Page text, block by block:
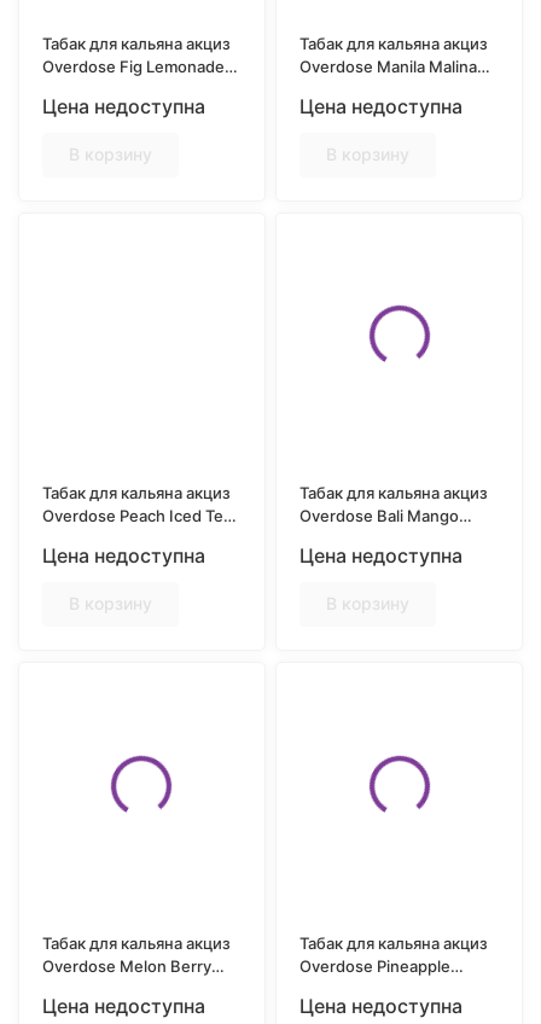
Табак для кальяна акциз
Overdose Fig Lemonade
25 гр.
Цена недоступна
В корзину
Табак для кальяна акциз
Overdose Manila Malina
25 гр.
Цена недоступна
В корзину
Табак для кальяна акциз
Overdose Peach Iced Tea
Цена недоступна
В корзину
Табак для кальяна акциз
Overdose Bali Mango
Цена недоступна
В корзину
Табак для кальяна акциз
Overdose Melon Berry
Цена недоступна
Табак для кальяна акциз
Overdose Pineapple
кусочки) 25 гр.
Цена недоступна